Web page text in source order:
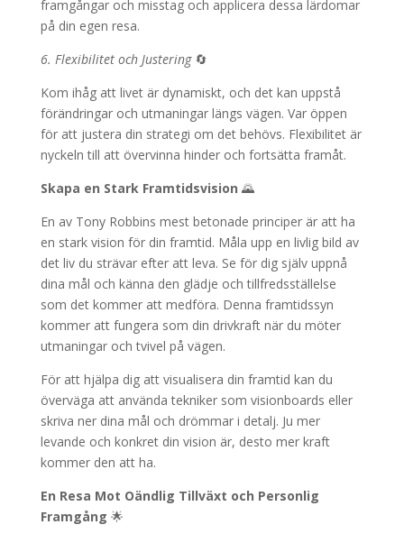
framgångar och misstag och applicera dessa lärdomar
på din egen resa.
6. Flexibilitet och Justering🔄
Kom ihåg att livet är dynamiskt, och det kan uppstå
förändringar och utmaningar längs vägen. Var öppen
för att justera din strategi om det behövs. Flexibilitet är
nyckeln till att övervinna hinder och fortsätta framåt.
Skapa en Stark Framtidsvision 🌄
En av Tony Robbins mest betonade principer är att ha
en stark vision för din framtid. Måla upp en livlig bild av
det liv du strävar efter att leva. Se för dig själv uppnå
dina mål och känna den glädje och tillfredsställelse
som det kommer att medföra. Denna framtidssyn
kommer att fungera som din drivkraft när du möter
utmaningar och tvivel på vägen.
För att hjälpa dig att visualisera din framtid kan du
överväga att använda tekniker som visionboards eller
skriva ner dina mål och drömmar i detalj. Ju mer
levande och konkret din vision är, desto mer kraft
kommer den att ha.
En Resa Mot Oändlig Tillväxt och Personlig
Framgång 🌟